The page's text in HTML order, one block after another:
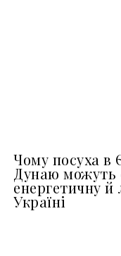
Чому посуха в
Дунаю можуть
енергетичну й
Україні